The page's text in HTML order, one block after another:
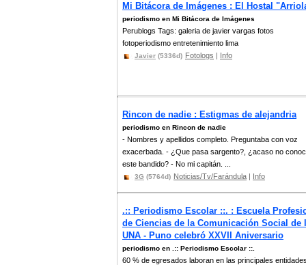
Mi Bitácora de Imágenes : El Hostal
periodismo en Mi Bitácora de Imágenes
Perublogs Tags: galeria de javier vargas fotos
fotoperiodismo entretenimiento lima
Javier (5336d) Fotologs | Info
Rincon de nadie : Estigmas de alejandria
periodismo en Rincon de nadie
- Nombres y apellidos completo. Preguntaba con voz
exacerbada. - ¿Que pasa sargento?, ¿acaso no
este bandido? - No mi capitán. ...
3G (5764d) Noticias/Tv/Farándula | Info
.:: Periodismo Escolar ::. : Escuela
de Ciencias de la Comunicación Social de
UNA - Puno celebró XXVII Aniversario
periodismo en .:: Periodismo Escolar ::.
60 % de egresados laboran en las principales